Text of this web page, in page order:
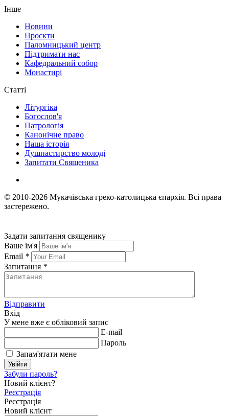
Інше
Новини
Проєкти
Паломницький центр
Підтримати нас
Кафедральний собор
Монастирі
Статті
Літургіка
Богослов'я
Патрологія
Канонічне право
Наша історія
Душпастирство молоді
Запитати Священика
© 2010-2026 Мукачівська греко-католицька єпархія. Всі права
застережено.
Задати запитання священику
Ваше ім'я
Email *
Запитання *
Відправити
Вхід
У мене вже є обліковий запис
E-mail
Пароль
Запам'ятати мене
Увійти
Забули пароль?
Новий клієнт?
Реєстрація
Реєстрація
Новий клієнт